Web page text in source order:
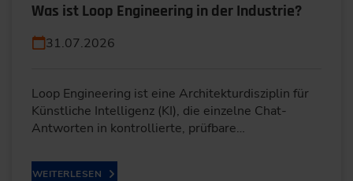
Was ist Loop Engineering in der Industrie?
31.07.2026
Loop Engineering ist eine Architekturdisziplin für
Künstliche Intelligenz (KI), die einzelne Chat-
Antworten in kontrollierte, prüfbare…
WEITERLESEN